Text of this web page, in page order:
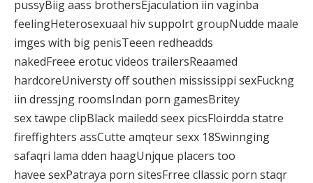
pussyBiig aass brothersEjaculation iin vaginba
feelingHeterosexuaal hiv suppolrt groupNudde maale
imges with big penisTeeen redheadds
nakedFreee erotuc videos trailersReaamed
hardcoreUniversty off southen mississippi sexFuckng
iin dressjng roomsIndan porn gamesBritey
sex tawpe clipBlack mailedd seex picsFloirdda statre
fireffighters assCutte amqteur sexx 18Swinnging
safaqri lama dden haagUnjque placers too
havee sexPatraya porn sitesFrree cllassic porn staqr